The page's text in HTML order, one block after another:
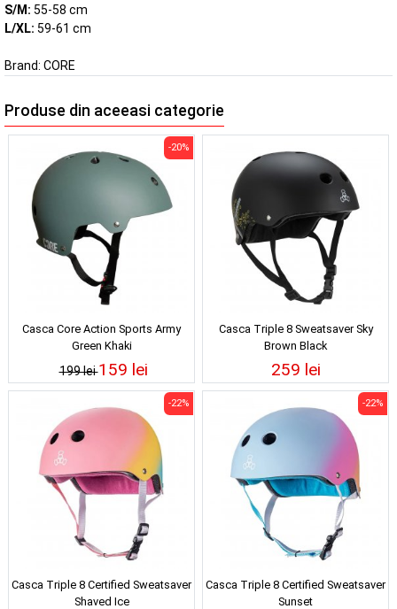
S/M: 55-58 cm
L/XL: 59-61 cm
Brand: CORE
Produse din aceeasi categorie
Casca Core Action Sports Army
Green Khaki
199 lei
-20%
159 lei
Casca Triple 8 Sweatsaver Sky
Brown Black
259 lei
Casca Triple 8 Certified Sweatsaver
Shaved Ice
-22%
Casca Triple 8 Certified Sweatsaver
Sunset
-22%